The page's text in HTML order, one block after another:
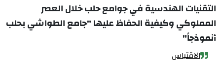
التقنيات الهندسية في جوامع حلب خلال العصر
المملوكي وكيفية الحفاظ عليها "جامع الطواشي بحلب
أنموذجاً"
الاقتباس